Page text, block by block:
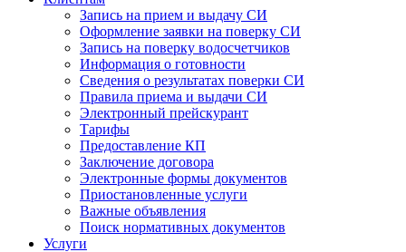
Запись на прием и выдачу СИ
Оформление заявки на поверку СИ
Запись на поверку водосчетчиков
Информация о готовности
Сведения о результатах поверки СИ
Правила приема и выдачи СИ
Электронный прейскурант
Тарифы
Предоставление КП
Заключение договора
Электронные формы документов
Приостановленные услуги
Важные объявления
Поиск нормативных документов
Услуги